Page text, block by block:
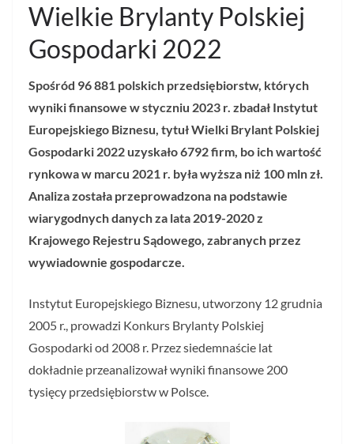
Wielkie Brylanty Polskiej
Gospodarki 2022
Spośród 96 881 polskich przedsiębiorstw, których
wyniki finansowe w styczniu 2023 r. zbadał Instytut
Europejskiego Biznesu, tytuł Wielki Brylant Polskiej
Gospodarki 2022 uzyskało 6792 firm, bo ich wartość
rynkowa w marcu 2021 r. była wyższa niż 100 mln zł.
Analiza została przeprowadzona na podstawie
wiarygodnych danych za lata 2019-2020 z
Krajowego Rejestru Sądowego, zabranych przez
wywiadownie gospodarcze.
Instytut Europejskiego Biznesu, utworzony 12 grudnia
2005 r., prowadzi Konkurs Brylanty Polskiej
Gospodarki od 2008 r. Przez siedemnaście lat
dokładnie przeanalizował wyniki finansowe 200
tysięcy przedsiębiorstw w Polsce.